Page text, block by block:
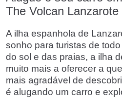
The Volcan Lanzarote
A ilha espanhola de
sonho para turistas de
do sol e das praias, a ilha
muito mais a oferecer a
mais agradável de
é alugando um carro e